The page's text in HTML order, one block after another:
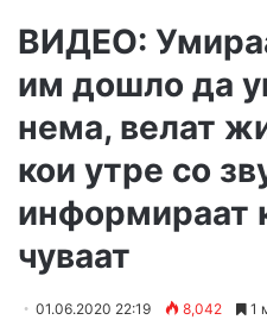
ВИДЕО:
им дошло да
нема, велат
кои утре со
информираат
чуваат
01.06.2020 22:19 8,042 1